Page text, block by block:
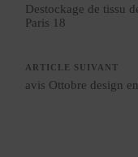
Destockage de tissu
Paris 18
ARTICLE SUIVANT
avis Ottobre design